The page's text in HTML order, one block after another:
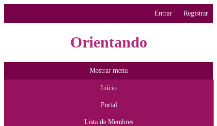
Entrar Registrar
Orientando
Mostrar menu
Início
Portal
Lista de Membres